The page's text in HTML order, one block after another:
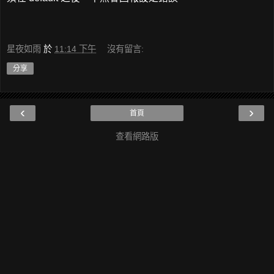
星夜如雨 於 11:14 下午 沒有留言:
分享
‹ ›
首頁
查看網路版